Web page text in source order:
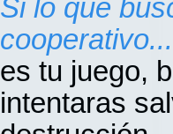
Si lo que
cooperativo...
es tu juego,
intentaras